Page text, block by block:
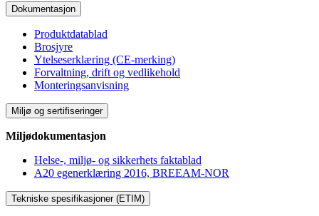
Dokumentasjon
Produktdatablad
Brosjyre
Ytelseserklæring (CE-merking)
Forvaltning, drift og vedlikehold
Monteringsanvisning
Miljø og sertifiseringer
Miljødokumentasjon
Helse-, miljø- og sikkerhets faktablad
A20 egenerklæring 2016, BREEAM-NOR
Tekniske spesifikasjoner (ETIM)